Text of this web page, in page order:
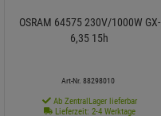
OSRAM 64575 230V/1000W GX-
6,35 15h
Art-Nr. 88298010
Ab ZentralLager lieferbar
Lieferzeit: 2-4 Werktage